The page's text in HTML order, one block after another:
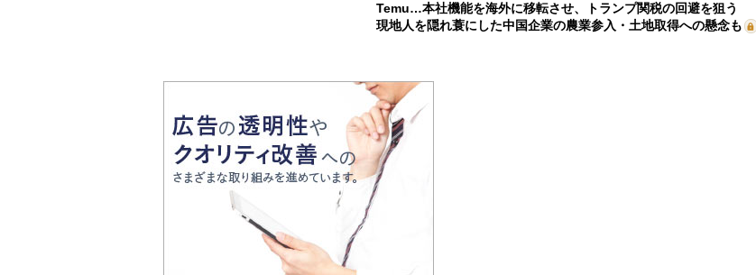
Temu…本社機能を海外に移転させ、トランプ関税の回避を狙う
現地人を隠れ蓑にした中国企業の農業参入・土地取得への懸念も